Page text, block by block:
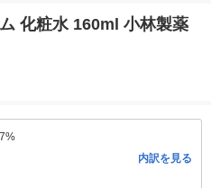
化粧水 160ml 小林製薬
内訳を見る